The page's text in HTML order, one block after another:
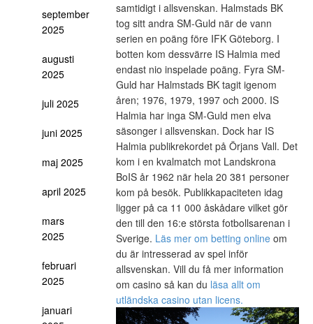
september
2025
augusti
2025
juli 2025
juni 2025
maj 2025
april 2025
mars
2025
februari
2025
januari
samtidigt i allsvenskan. Halmstads BK
tog sitt andra SM-Guld när de vann
serien en poäng före IFK Göteborg. I
botten kom dessvärre IS Halmia med
endast nio inspelade poäng. Fyra SM-
Guld har Halmstads BK tagit igenom
åren; 1976, 1979, 1997 och 2000. IS
Halmia har inga SM-Guld men elva
säsonger i allsvenskan. Dock har IS
Halmia publikrekordet på Örjans Vall. Det
kom i en kvalmatch mot Landskrona
BoIS år 1962 när hela 20 381 personer
kom på besök. Publikkapaciteten idag
ligger på ca 11 000 åskådare vilket gör
den till den 16:e största fotbollsarenan i
Sverige. Läs mer om betting onlineom
du är intresserad av spel inför
allsvenskan. Vill du få mer information
om casino så kan du läsa allt om
utländska casino utan licens.